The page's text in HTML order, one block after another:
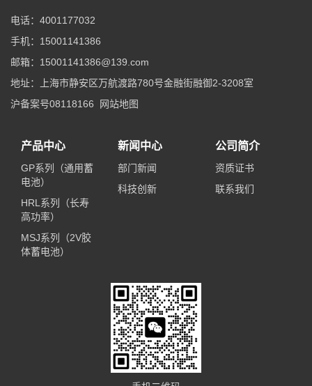
电话：4001177032
手机：15001141386
邮箱：15001141386@139.com
地址：上海市静安区万航渡路780号金融街融御2-3208室
沪备案号08118166
网站地图
产品中心
GP系列（通用蓄
电池）
HRL系列（长寿
高功率）
MSJ系列（2V胶
体蓄电池）
新闻中心
部门新闻
科技创新
公司简介
资质证书
联系我们